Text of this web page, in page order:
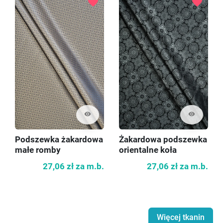
visibility
Podszewka żakardowa
małe romby
27,06 zł za m.b.
visibility
Żakardowa podszewka
orientalne koła
27,06 zł za m.b.
Więcej tkanin